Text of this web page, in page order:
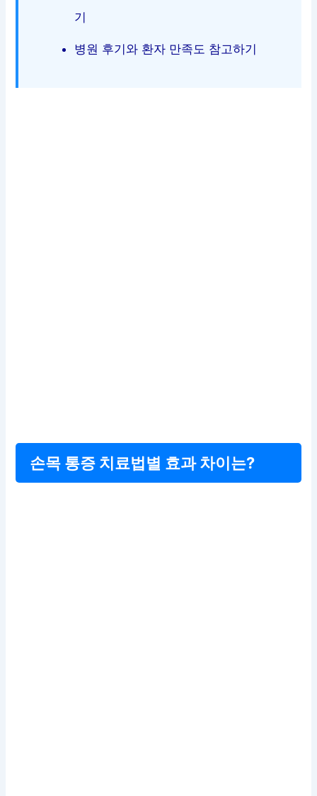
기
병원 후기와 환자 만족도 참고하기
손목 통증 치료법별 효과 차이는?